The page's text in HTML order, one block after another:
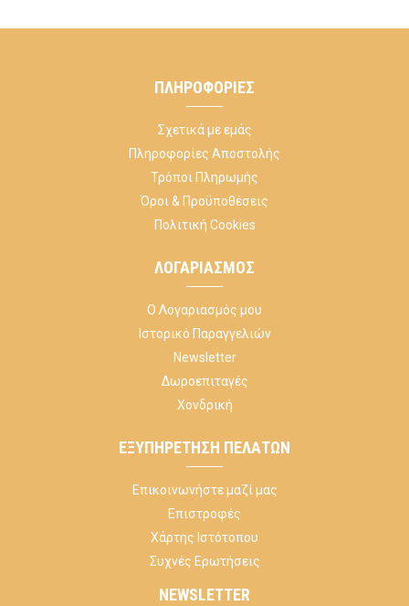
ΠΛΗΡΟΦΟΡΊΕΣ
Σχετικά με εμάς
Πληροφορίες Αποστολής
Τρόποι Πληρωμής
Όροι & Προϋποθέσεις
Πολιτική Cookies
ΛΟΓΑΡΙΑΣΜΌΣ
Ο Λογαριασμός μου
Ιστορικό Παραγγελιών
Newsletter
Δωροεπιταγές
Χονδρική
ΕΞΥΠΗΡΈΤΗΣΗ ΠΕΛΑΤΏΝ
Επικοινωνήστε μαζί μας
Επιστροφές
Χάρτης Ιστότοπου
Συχνές Ερωτήσεις
NEWSLETTER